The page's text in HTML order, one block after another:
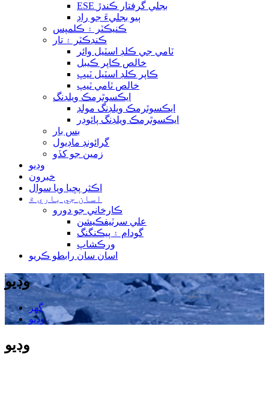
ESE بجلي گرفتار ڪندڙ
ٻيو بجليءَ جو راڊ
ڪنيڪٽر ۽ ڪلمپس
ڪنڊڪٽر ۽ تار
ٽامي جي ڪلڊ اسٽيل وائر
خالص ڪاپر ڪيبل
ڪاپر ڪلڊ اسٽيل ٽيپ
خالص ٽامي ٽيپ
ايڪسوٿرمڪ ويلڊنگ
ايڪسوٿرمڪ ويلڊنگ مولڊ
ايڪسوٿرمڪ ويلڊنگ پائوڊر
بس بار
گرائونڊ ماڊيول
زمين جو کڏو
وڊيو
خبرون
اڪثر پڇيا ويا سوال
اسان جي باري ۾
ڪارخاني جو دورو
علي سرٽيفڪيشن
گودام ۽ پيڪنگنگ
ورڪشاپ
اسان سان رابطو ڪريو
وڊيو
گھر
وڊيو
وڊيو